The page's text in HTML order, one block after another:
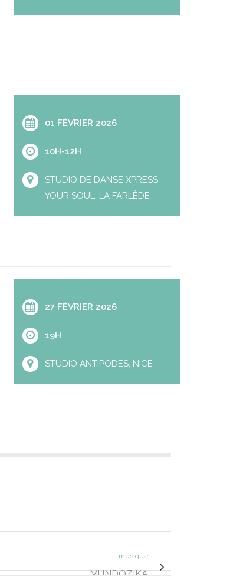
01 FÉVRIER 2026
10H-12H
STUDIO DE DANSE XPRESS
YOUR SOUL, LA FARLÈDE
27 FÉVRIER 2026
19H
STUDIO ANTIPODES, NICE
musique
MUNDOZIKA